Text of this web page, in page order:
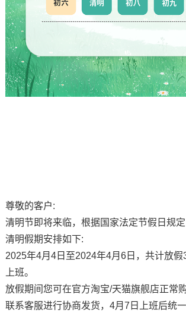
尊敬的客户:
清明节即将来临，根据国家法定节假日规
清明假期安排如下:
2025年4月4日至2024年4月6日，共计放假
上班。
放假期间您可在官方淘宝/天猫旗舰店正常
联系客服进行协商发货，4月7日上班后统一